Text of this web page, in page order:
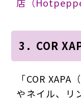
店（
3．COR
「COR
やネイル、リ